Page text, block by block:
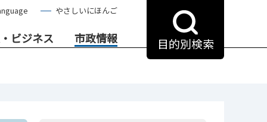
やさしいにほんご
ビジネス 市政情報 目的別検索